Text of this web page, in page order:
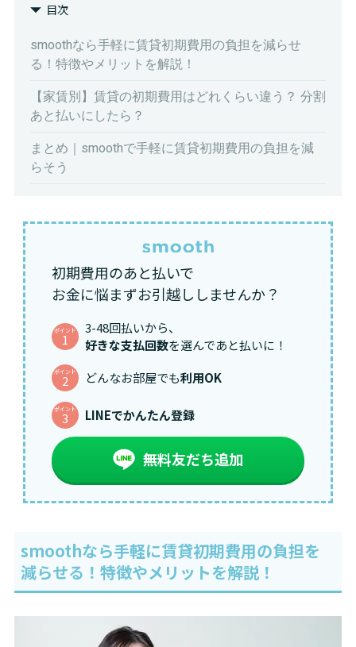
目次
smoothなら手軽に賃貸初期費用の負担を減らせ
る！特徴やメリットを解説！
【家賃別】賃貸の初期費用はどれくらい違う？ 分割
あと払いにしたら？
まとめ｜smoothで手軽に賃貸初期費用の負担を減
らそう
初期費用のあと払いで
お金に悩まずお引越ししませんか？
ポイント
1
3-48回払いから、
好きな支払回数を選んであと払いに！
ポイント
2 どんなお部屋でも利用OK
ポイント
3 LINEでかんたん登録
無料友だち追加
smoothなら手軽に賃貸初期費用の負担を
減らせる！特徴やメリットを解説！